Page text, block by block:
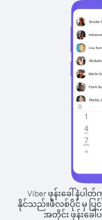
Viber ဖုန်းခေါ်နံပါ
နိုင်သည်။ဖီလစ်ပိုင် မှ ပြ
အတိုင်း ဖုန်းခေါ်ပ